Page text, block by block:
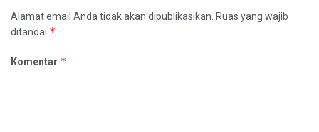
Alamat email Anda tidak akan dipublikasikan. Ruas yang wajib
ditandai *
Komentar *